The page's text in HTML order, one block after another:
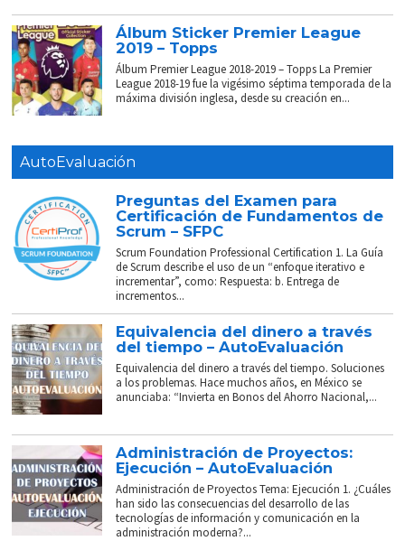
Álbum Sticker Premier League
2019 – Topps
Álbum Premier League 2018-2019 – Topps La Premier
League 2018-19 fue la vigésimo séptima temporada de la
máxima división inglesa, desde su creación en...
AutoEvaluación
Preguntas del Examen para
Certificación de Fundamentos de
Scrum – SFPC
Scrum Foundation Professional Certification 1. La Guía
de Scrum describe el uso de un “enfoque iterativo e
incrementar”, como: Respuesta: b. Entrega de
incrementos...
Equivalencia del dinero a través
del tiempo – AutoEvaluación
Equivalencia del dinero a través del tiempo. Soluciones
a los problemas. Hace muchos años, en México se
anunciaba: “Invierta en Bonos del Ahorro Nacional,...
Administración de Proyectos:
Ejecución – AutoEvaluación
Administración de Proyectos Tema: Ejecución 1. ¿Cuáles
han sido las consecuencias del desarrollo de las
tecnologías de información y comunicación en la
administración moderna?...